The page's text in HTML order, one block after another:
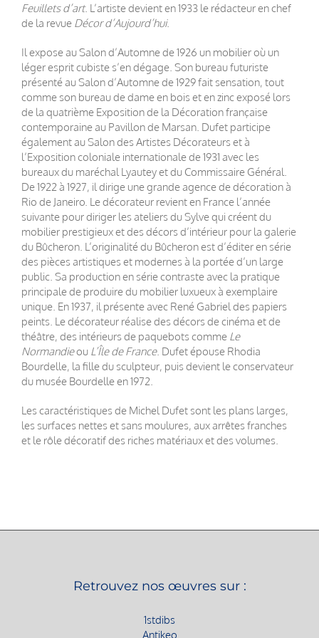
Feuillets d’art. L’artiste devient en 1933 le rédacteur en chef
de la revue Décor d’Aujourd’hui.
Il expose au Salon d’Automne de 1926 un mobilier où un
léger esprit cubiste s’en dégage. Son bureau futuriste
présenté au Salon d’Automne de 1929 fait sensation, tout
comme son bureau de dame en bois et en zinc exposé lors
de la quatrième Exposition de la Décoration française
contemporaine au Pavillon de Marsan. Dufet participe
également au Salon des Artistes Décorateurs et à
l’Exposition coloniale internationale de 1931 avec les
bureaux du maréchal Lyautey et du Commissaire Général.
De 1922 à 1927, il dirige une grande agence de décoration à
Rio de Janeiro. Le décorateur revient en France l’année
suivante pour diriger les ateliers du Sylve qui créent du
mobilier prestigieux et des décors d’intérieur pour la galerie
du Bûcheron. L’originalité du Bûcheron est d’éditer en série
des pièces artistiques et modernes à la portée d’un large
public. Sa production en série contraste avec la pratique
principale de produire du mobilier luxueux à exemplaire
unique. En 1937, il présente avec René Gabriel des papiers
peints. Le décorateur réalise des décors de cinéma et de
théâtre, des intérieurs de paquebots comme Le
Normandieou L’Île de France. Dufet épouse Rhodia
Bourdelle, la fille du sculpteur, puis devient le conservateur
du musée Bourdelle en 1972.
Les caractéristiques de Michel Dufet sont les plans larges,
les surfaces nettes et sans moulures, aux arrêtes franches
et le rôle décoratif des riches matériaux et des volumes.
Retrouvez nos œuvres sur :
1stdibs
Antikeo